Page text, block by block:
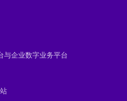
企业数字业务平台